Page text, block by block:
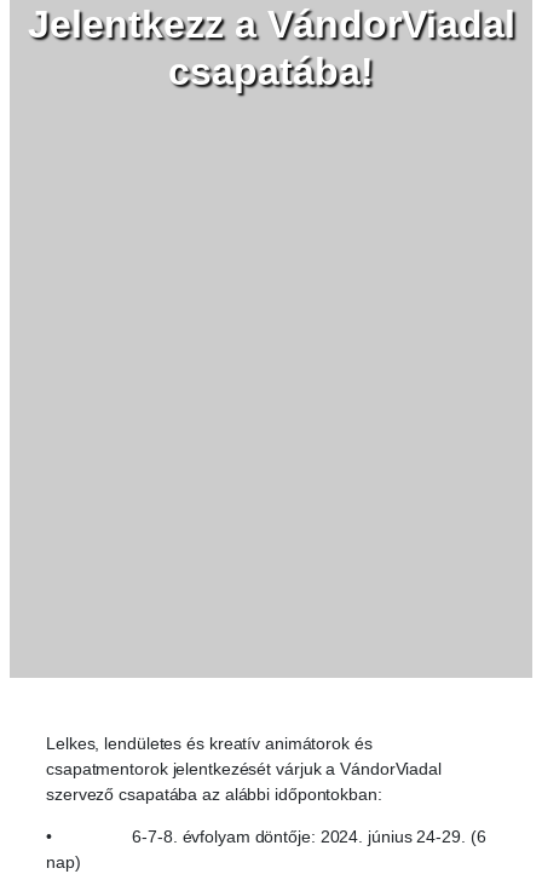
Jelentkezz a VándorViadal
csapatába!
Lelkes, lendületes és kreatív animátorok és
csapatmentorok jelentkezését várjuk a VándorViadal
szervező csapatába az alábbi időpontokban:
• 6-7-8. évfolyam döntője: 2024. június 24-29. (6
nap)